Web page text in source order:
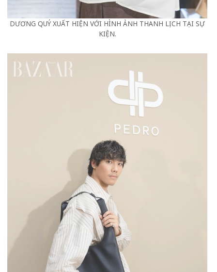
DƯƠNG QUÝ XUẤT HIỆN VỚI HÌNH ẢNH THANH LỊCH TẠI SỰ
KIỆN.